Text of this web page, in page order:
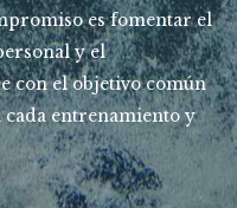
es fomentar el
y el
con el objetivo común
entrenamiento y